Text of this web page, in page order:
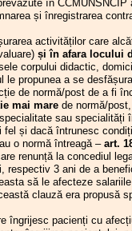
la
la
21
si a
în
28.04.2025
14.04.2025
02.04.2025
12.03.2025
28.02.2025
06.02.2025
05.02.2025
08.01.2025
11.12.2024
07.11.2024
în CCMUNSNCIP
și înregistrarea
activităților care
și în afara locului
corpului didactic,
le propunea a se
de normă/post de a fi
mai mare de normă/
sau specialități
și dacă întrunesc
o normă întreagă –art.
renunță la concediul
3 ani de a
să le afecteze
clauză era propusă
pacienți cu